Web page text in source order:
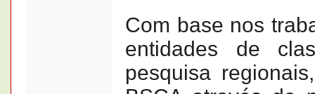
Com base nos
entidades de
pesquisa